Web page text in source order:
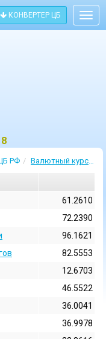
КОНВЕРТЕР ЦБ
РФ Валютный курс 23 Май 2018
61.2610
72.2390
96.1621
82.5553
12.6703
46.5522
36.0041
36.9978